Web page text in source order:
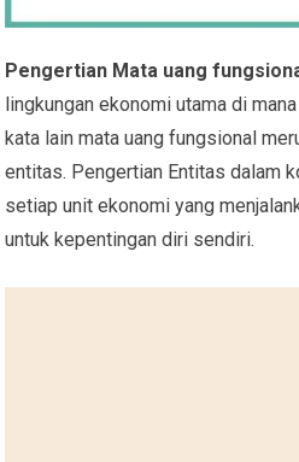
Pengertian Mata uang
lingkungan ekonomi utama di
kata lain mata uang fungsional
entitas. Pengertian Entitas dalam
setiap unit ekonomi yang
untuk kepentingan diri sendiri.